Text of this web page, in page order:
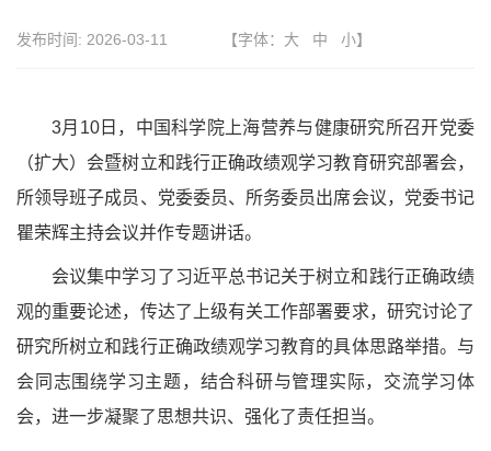
发布时间: 2026-03-11 【字体： 大 中 小】
3月 10日，中国科学院上海营养与健康研究所召开党委
（扩大）会暨树立和践行正确政绩观学习教育研究部署会，
所领导班子成员、党委委员、所务委员出席会议，党委书记
瞿荣辉主持会议并作专题讲话。
会议集中学习了习近平总书记关于树立和践行正确政绩
观的重要论述，传达了上级有关工作部署要求，研究讨论了
研究所树立和践行正确政绩观学习教育的具体思路举措。与
会同志围绕学习主题，结合科研与管理实际，交流学习体
会，进一步凝聚了思想共识、强化了责任担当。